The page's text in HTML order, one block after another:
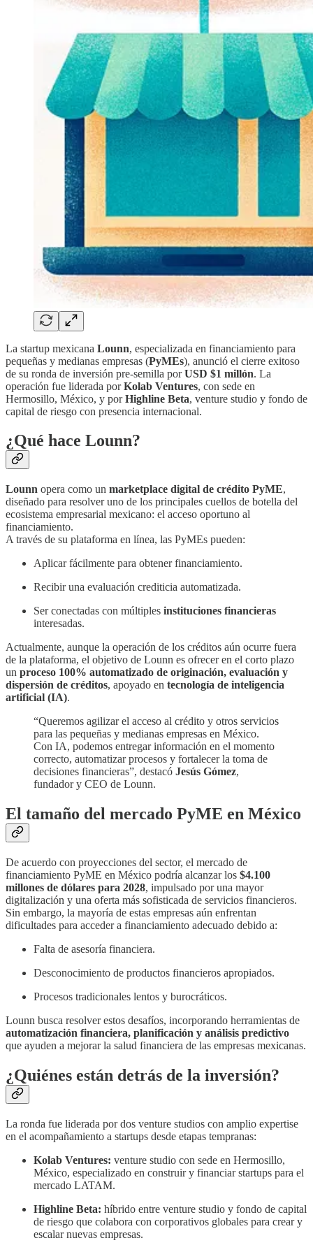
La startup mexicana Lounn, especializada en financiamiento para
pequeñas y medianas empresas (PyMEs), anunció el cierre exitoso
de su ronda de inversión pre-semilla porUSD $1 millón. La
operación fue liderada porKolab Ventures, con sede en
Hermosillo, México, y porHighline Beta, venture studio y fondo de
capital de riesgo con presencia internacional.
¿Qué hace Lounn?
Lounn opera como un marketplace digital de crédito PyME,
diseñado para resolver uno de los principales cuellos de botella del
ecosistema empresarial mexicano: el acceso oportuno al
financiamiento.
A través de su plataforma en línea, las PyMEs pueden:
Aplicar fácilmente para obtener financiamiento.
Recibir una evaluación crediticia automatizada.
Ser conectadas con múltiples instituciones financieras
interesadas.
Actualmente, aunque la operación de los créditos aún ocurre fuera
de la plataforma, el objetivo de Lounn es ofrecer en el corto plazo
un proceso 100% automatizado de originación, evaluación y
dispersión de créditos, apoyado en tecnología de inteligencia
artificial (IA).
“Queremos agilizar el acceso al crédito y otros servicios
para las pequeñas y medianas empresas en México.
Con IA, podemos entregar información en el momento
correcto, automatizar procesos y fortalecer la toma de
decisiones financieras”, destacó Jesús Gómez,
fundador y CEO de Lounn.
El tamaño del mercado PyME en México
De acuerdo con proyecciones del sector, el mercado de
financiamiento PyME en México podría alcanzar los $4.100
millones de dólares para 2028, impulsado por una mayor
digitalización y una oferta más sofisticada de servicios financieros.
Sin embargo, la mayoría de estas empresas aún enfrentan
dificultades para acceder a financiamiento adecuado debido a:
Falta de asesoría financiera.
Desconocimiento de productos financieros apropiados.
Procesos tradicionales lentos y burocráticos.
Lounn busca resolver estos desafíos, incorporando herramientas de
automatización financiera, planificación y análisis predictivo
que ayuden a mejorar la salud financiera de las empresas mexicanas.
¿Quiénes están detrás de la inversión?
La ronda fue liderada por dos venture studios con amplio expertise
en el acompañamiento a startups desde etapas tempranas:
Kolab Ventures: venture studio con sede en Hermosillo,
México, especializado en construir y financiar startups para el
mercado LATAM.
Highline Beta: híbrido entre venture studio y fondo de capital
de riesgo que colabora con corporativos globales para crear y
escalar nuevas empresas.